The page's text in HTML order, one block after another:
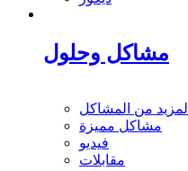
مشاكل وحلول
المزيد من المشاكل
مشاكل مميزة
فيديو
مقابلات